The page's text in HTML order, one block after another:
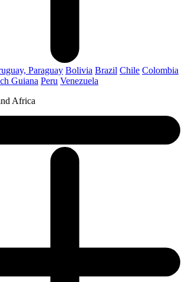
Paraguay Bolivia Brazil Chile Colombia
Guiana Peru Venezuela
Africa